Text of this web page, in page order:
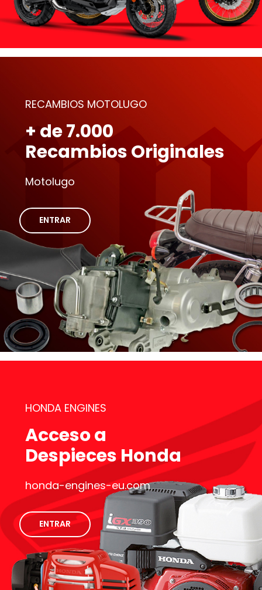
RECAMBIOS MOTOLUGO
+ de 7.000
Recambios Originales
Motolugo
ENTRAR
HONDA ENGINES
Acceso a
Despieces Honda
honda-engines-eu.com
ENTRAR